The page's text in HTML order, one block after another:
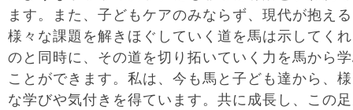
ます。また、子どもケアのみならず、現代が抱える
様々な課題を解きほぐしていく道を馬は示してく
のと同時に、その道を切り拓いていく力を馬から
ことができます。私は、今も馬と子ども達から、
な学びや気付きを得ています。共に成長し、この